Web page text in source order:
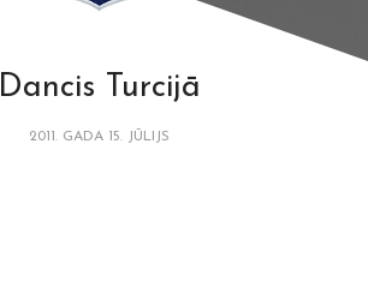
Dancis Turcijā
2011. GADA 15. JŪLIJS